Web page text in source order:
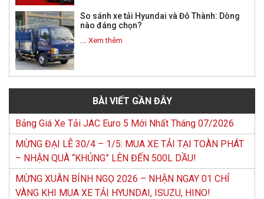
So sánh xe tải Hyundai và Đô Thành: Dòng
nào đáng chọn?
… Xem thêm
BÀI VIẾT GẦN ĐÂY
Bảng Giá Xe Tải JAC Euro 5 Mới Nhất Tháng 07/2026
MỪNG ĐẠI LỄ 30/4 – 1/5: MUA XE TẢI TẠI TOÀN PHÁT
– NHẬN QUÀ “KHỦNG” LÊN ĐẾN 500L DẦU!
MỪNG XUÂN BÍNH NGỌ 2026 – NHẬN NGAY 01 CHỈ
VÀNG KHI MUA XE TẢI HYUNDAI, ISUZU, HINO!